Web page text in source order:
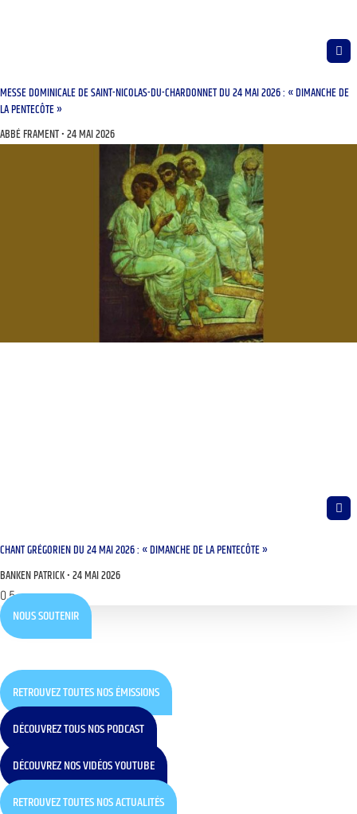
MESSE DOMINICALE DE SAINT-NICOLAS-DU-CHARDONNET DU 24 MAI 2026 : « DIMANCHE DE
LA PENTECÔTE »
ABBÉ FRAMENT 24 MAI 2026
CHANT GRÉGORIEN DU 24 MAI 2026 : « DIMANCHE DE LA PENTECÔTE »
BANKEN PATRICK 24 MAI 2026
NOUS SOUTENIR
RETROUVEZ TOUTES NOS ÉMISSIONS
DÉCOUVREZ TOUS NOS PODCAST
DÉCOUVREZ NOS VIDÉOS YOUTUBE
RETROUVEZ TOUTES NOS ACTUALITÉS